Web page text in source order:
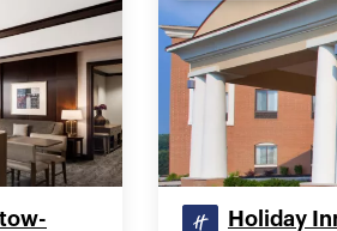
Holiday